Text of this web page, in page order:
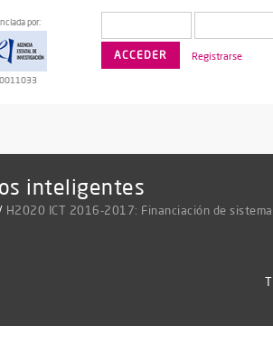
por:
Registrarse
inteligentes
H2020 ICT 2016-2017: Financiación de